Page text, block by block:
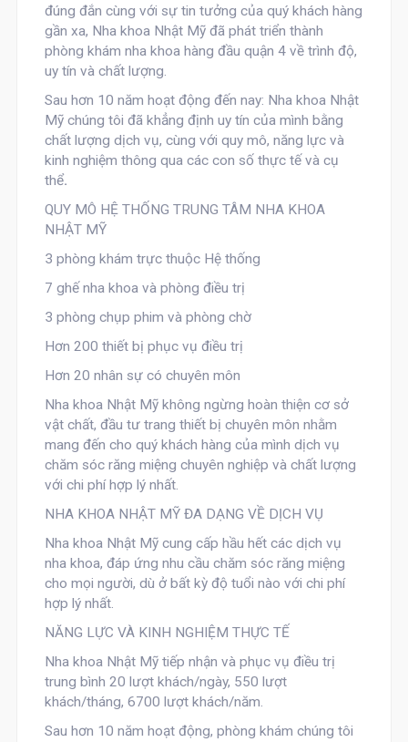
đúng đắn cùng với sự tin tưởng của quý khách hàng
gần xa, Nha khoa Nhật Mỹđã phát triển thành
phòng khám nha khoa hàng đầu quận 4về trình độ,
uy tín và chất lượng.
Sau hơn 10 năm hoạt động đến nay: Nha khoa Nhật
Mỹchúng tôi đã khẳng định uy tín của mình bằng
chất lượng dịch vụ, cùng với quy mô, năng lực và
kinh nghiệm thông qua các con số thực tế và cụ
thể.
QUY MÔ HỆ THỐNG TRUNG TÂM NHA KHOA
NHẬT MỸ
3 phòng khám trực thuộc Hệ thống
7 ghế nha khoa và phòng điều trị
3 phòng chụp phim và phòng chờ
Hơn 200 thiết bị phục vụ điều trị
Hơn 20 nhân sự có chuyên môn
Nha khoa Nhật Mỹkhông ngừng hoàn thiện cơ sở
vật chất, đầu tư trang thiết bị chuyên môn nhằm
mang đến cho quý khách hàng của mình dịch vụ
chăm sóc răng miệng chuyên nghiệp và chất lượng
với chi phí hợp lý nhất.
NHA KHOA NHẬT MỸ ĐA DẠNG VỀ DỊCH VỤ
Nha khoa Nhật Mỹ cung cấp hầu hết các dịch vụ
nha khoa, đáp ứng nhu cầu chăm sóc răng miệng
cho mọi người, dù ở bất kỳ độ tuổi nào với chi phí
hợp lý nhất.
NĂNG LỰC VÀ KINH NGHIỆM THỰC TẾ
Nha khoa Nhật Mỹtiếp nhận và phục vụ điều trị
trung bình 20 lượt khách/ngày, 550 lượt
khách/tháng, 6700 lượt khách/năm.
Sau hơn 10 năm hoạt động, phòng khám chúng tôi